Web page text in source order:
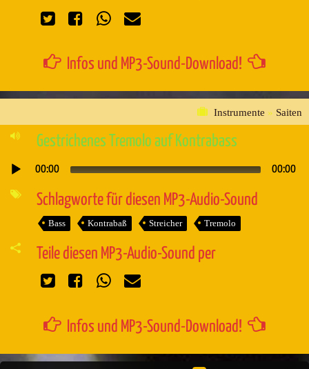
Infos und MP3-Sound-Download!
Instrumente » Saiten
Gestrichenes Tremolo auf Kontrabass
Audio-
00:00 00:00
Schlagworte für diesen MP3-Audio-Sound
Bass Kontrabaß Streicher Tremolo
Teile diesen MP3-Audio-Sound per
Infos und MP3-Sound-Download!